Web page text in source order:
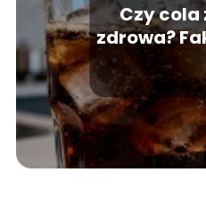
Czy cola
zdrowa?